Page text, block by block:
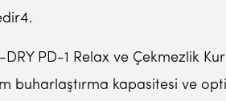
DRY PD-1 Relax ve Çekmezlik
buharlaştırma kapasitesi ve